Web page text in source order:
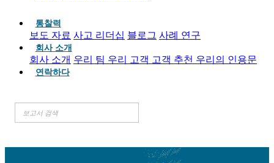
통찰력
보도 자료 사고 리더십 블로그 사례 연구
회사 소개
회사 소개 우리 팀 우리 고객 고객 추천 우리의 인용문
연락하다